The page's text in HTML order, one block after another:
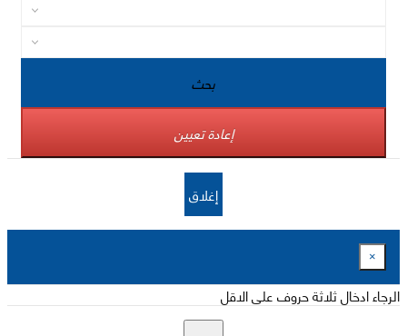
بحث
إعادة تعيين
إغلاق
×
الرجاء ادخال ثلاثة حروف على الاقل